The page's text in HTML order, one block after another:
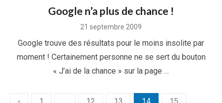
Google n’a plus de chance !
Posted
21 septembre 2009
Google trouve des résultats pour le moins insolite par
moment ! Certainement personne ne se sert du bouton
« J’ai de la chance » sur la page …
Pagination